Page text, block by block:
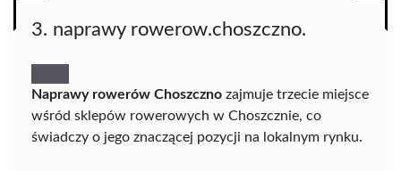
3. naprawy rowerow.choszczno.
Naprawy rowerów Choszczno zajmuje trzecie miejsce
wśród sklepów rowerowych w Choszcznie, co
świadczy o jego znaczącej pozycji na lokalnym rynku.